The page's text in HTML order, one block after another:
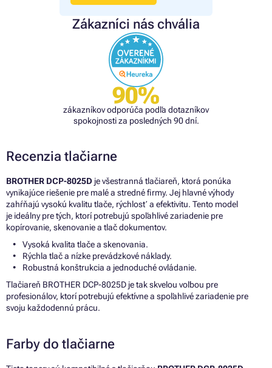
Zákazníci nás chvália
90%
zákazníkov odporúča podľa dotazníkov
spokojnosti za posledných 90 dní.
Recenzia tlačiarne
BROTHER DCP-8025D je všestranná tlačiareň, ktorá ponúka
vynikajúce riešenie pre malé a stredné firmy. Jej hlavné výhody
zahŕňajú vysokú kvalitu tlače, rýchlosť a efektivitu. Tento model
je ideálny pre tých, ktorí potrebujú spoľahlivé zariadenie pre
kopírovanie, skenovanie a tlač dokumentov.
Vysoká kvalita tlače a skenovania.
Rýchla tlač a nízke prevádzkové náklady.
Robustná konštrukcia a jednoduché ovládanie.
Tlačiareň BROTHER DCP-8025D je tak skvelou voľbou pre
profesionálov, ktorí potrebujú efektívne a spoľahlivé zariadenie pre
svoju každodennú prácu.
Farby do tlačiarne